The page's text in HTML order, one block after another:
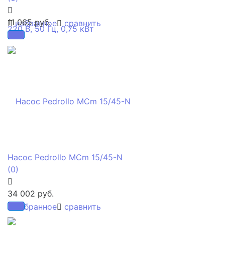
избранное сравнить
11 065 руб.
избранное сравнить
Насос Pedrollo MCm 15/45-N
(0)
34 002 руб.